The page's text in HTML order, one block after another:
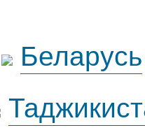
Беларусь